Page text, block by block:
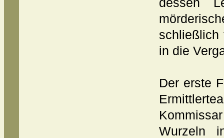
dessen
schließlich
in die
Der erste
Wurzeln